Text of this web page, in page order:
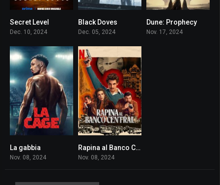
Secret Level
Dec. 10, 2024
Black Doves
Dec. 05, 2024
Dune: Prophecy
Nov. 17, 2024
La gabbia
Nov. 08, 2024
7.8Rapina al Banco Central
Nov. 08, 2024